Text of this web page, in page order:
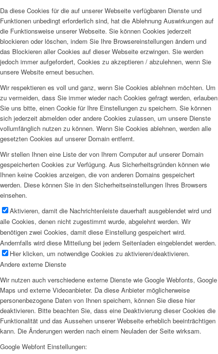
Da diese Cookies für die auf unserer Webseite verfügbaren Dienste und
Funktionen unbedingt erforderlich sind, hat die Ablehnung Auswirkungen auf
die Funktionsweise unserer Webseite. Sie können Cookies jederzeit
blockieren oder löschen, indem Sie Ihre Browsereinstellungen ändern und
das Blockieren aller Cookies auf dieser Webseite erzwingen. Sie werden
jedoch immer aufgefordert, Cookies zu akzeptieren / abzulehnen, wenn Sie
unsere Website erneut besuchen.
Wir respektieren es voll und ganz, wenn Sie Cookies ablehnen möchten. Um
zu vermeiden, dass Sie immer wieder nach Cookies gefragt werden, erlauben
Sie uns bitte, einen Cookie für Ihre Einstellungen zu speichern. Sie können
sich jederzeit abmelden oder andere Cookies zulassen, um unsere Dienste
vollumfänglich nutzen zu können. Wenn Sie Cookies ablehnen, werden alle
gesetzten Cookies auf unserer Domain entfernt.
Wir stellen Ihnen eine Liste der von Ihrem Computer auf unserer Domain
gespeicherten Cookies zur Verfügung. Aus Sicherheitsgründen können wie
Ihnen keine Cookies anzeigen, die von anderen Domains gespeichert
werden. Diese können Sie in den Sicherheitseinstellungen Ihres Browsers
einsehen.
Aktivieren, damit die Nachrichtenleiste dauerhaft ausgeblendet wird und
alle Cookies, denen nicht zugestimmt wurde, abgelehnt werden. Wir
benötigen zwei Cookies, damit diese Einstellung gespeichert wird.
Andernfalls wird diese Mitteilung bei jedem Seitenladen eingeblendet werden.
Hier klicken, um notwendige Cookies zu aktivieren/deaktivieren.
Andere externe Dienste
Wir nutzen auch verschiedene externe Dienste wie Google Webfonts, Google
Maps und externe Videoanbieter. Da diese Anbieter möglicherweise
personenbezogene Daten von Ihnen speichern, können Sie diese hier
deaktivieren. Bitte beachten Sie, dass eine Deaktivierung dieser Cookies die
Funktionalität und das Aussehen unserer Webseite erheblich beeinträchtigen
kann. Die Änderungen werden nach einem Neuladen der Seite wirksam.
Google Webfont Einstellungen: